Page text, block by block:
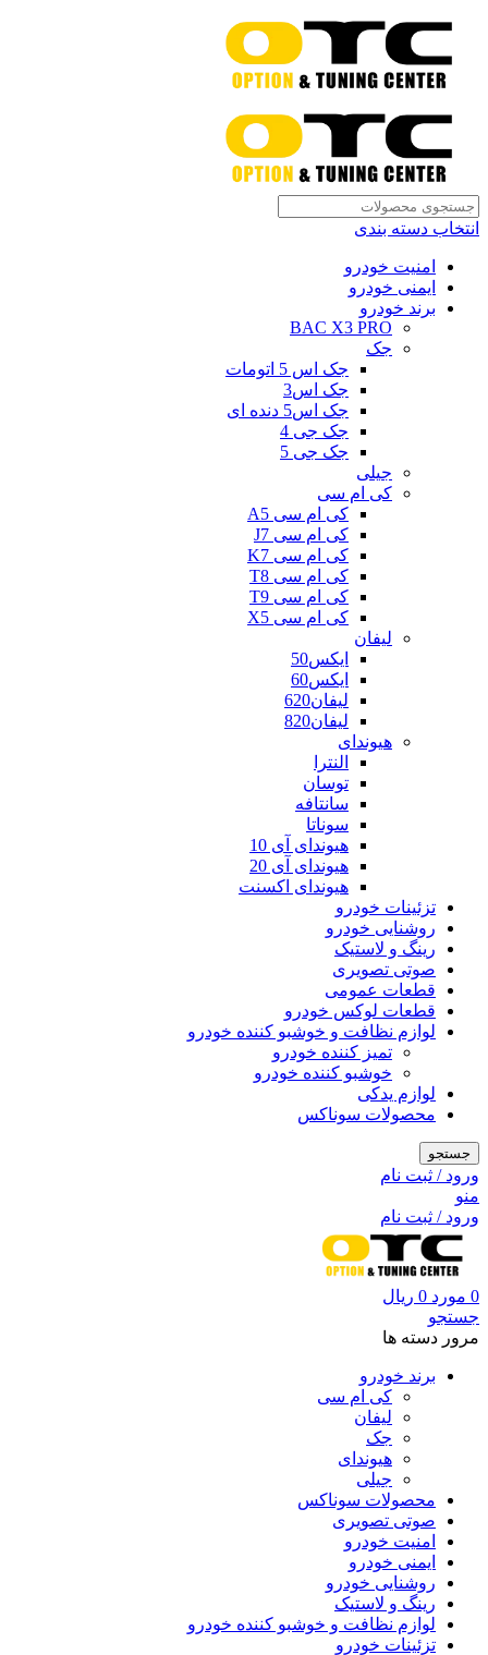
انتخاب دسته بندی
امنیت خودرو
ایمنی خودرو
برند خودرو
BAC X3 PRO
جک
جک اس 5 اتومات
جک اس3
جک اس5 دنده ای
جک جی 4
جک جی 5
جیلی
کی ام سی
کی ام سی A5
کی ام سی J7
کی ام سی K7
کی ام سی T8
کی ام سی T9
کی ام سی X5
لیفان
ایکس50
ایکس60
لیفان620
لیفان820
هیوندای
النترا
توسان
سانتافه
سوناتا
هیوندای آی 10
هیوندای آی 20
هیوندای اکسنت
تزئینات خودرو
روشنایی خودرو
رینگ و لاستیک
صوتی تصویری
قطعات عمومی
قطعات لوکس خودرو
لوازم نظافت و خوشبو کننده خودرو
تمیز کننده خودرو
خوشبو کننده خودرو
لوازم یدکی
محصولات سوناکس
جستجو
ورود / ثبت نام
منو
ورود / ثبت نام
0 مورد 0 ریال
جستجو
مرور دسته ها
برند خودرو
کی ام سی
لیفان
جک
هیوندای
جیلی
محصولات سوناکس
صوتی تصویری
امنیت خودرو
ایمنی خودرو
روشنایی خودرو
رینگ و لاستیک
لوازم نظافت و خوشبو کننده خودرو
تزئینات خودرو